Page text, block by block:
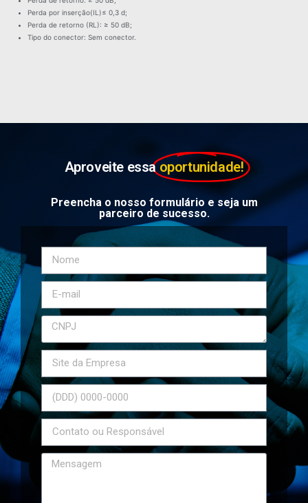
Perda por inserção(IL)≤ 0,3 d;
Perda de retorno (RL): ≥ 50 dB;
Tipo do conector: Sem conector.
Aproveite essa oportunidade!
Preencha o nosso formulário e seja um
parceiro de sucesso.